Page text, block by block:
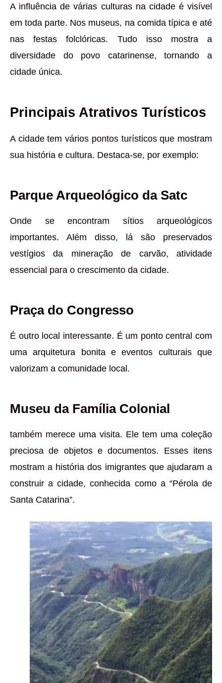
A influência de várias culturas na cidade é visível
em toda parte. Nos museus, na comida típica e até
nas festas folclóricas. Tudo isso mostra a
diversidade do povo catarinense, tornando a
cidade única.
Principais Atrativos Turísticos
A cidade tem vários pontos turísticos que mostram
sua história e cultura. Destaca-se, por exemplo:
Parque Arqueológico da Satc
Onde se encontram sítios arqueológicos
importantes. Além disso, lá são preservados
vestígios da mineração de carvão, atividade
essencial para o crescimento da cidade.
Praça do Congresso
É outro local interessante. É um ponto central com
uma arquitetura bonita e eventos culturais que
valorizam a comunidade local.
Museu da Família Colonial
também merece uma visita. Ele tem uma coleção
preciosa de objetos e documentos. Esses itens
mostram a história dos imigrantes que ajudaram a
construir a cidade, conhecida como a “Pérola de
Santa Catarina”.